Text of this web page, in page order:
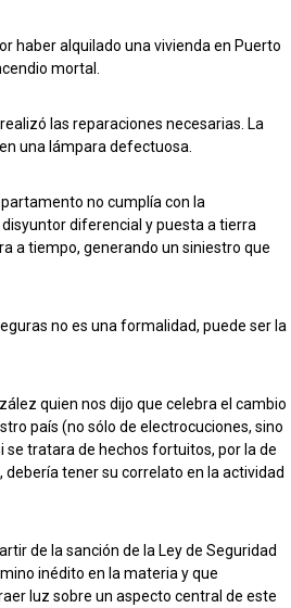
haber alquilado una vivienda en Puerto
mortal.
las reparaciones necesarias. La
una lámpara defectuosa.
no cumplía con la
diferencial y puesta a tierra
a tiempo, generando un siniestro que
no es una formalidad, puede ser la
quien nos dijo que celebra el cambio
país (no sólo de electrocuciones, sino
se tratara de hechos fortuitos, por la de
tener su correlato en la actividad
de la sanción de la Ley de Seguridad
inédito en la materia y que
luz sobre un aspecto central de este